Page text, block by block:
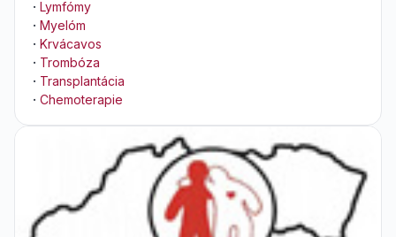
· Lymfómy
· Myelóm
· Krvácavos
· Trombóza
· Transplantácia
· Chemoterapie